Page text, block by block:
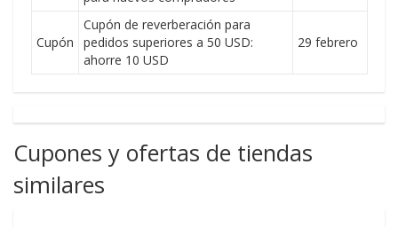
Cupón
Cupón de reverberación para
pedidos superiores a 50 USD:
ahorre 10 USD
29 febrero
Cupones y ofertas de tiendas
similares